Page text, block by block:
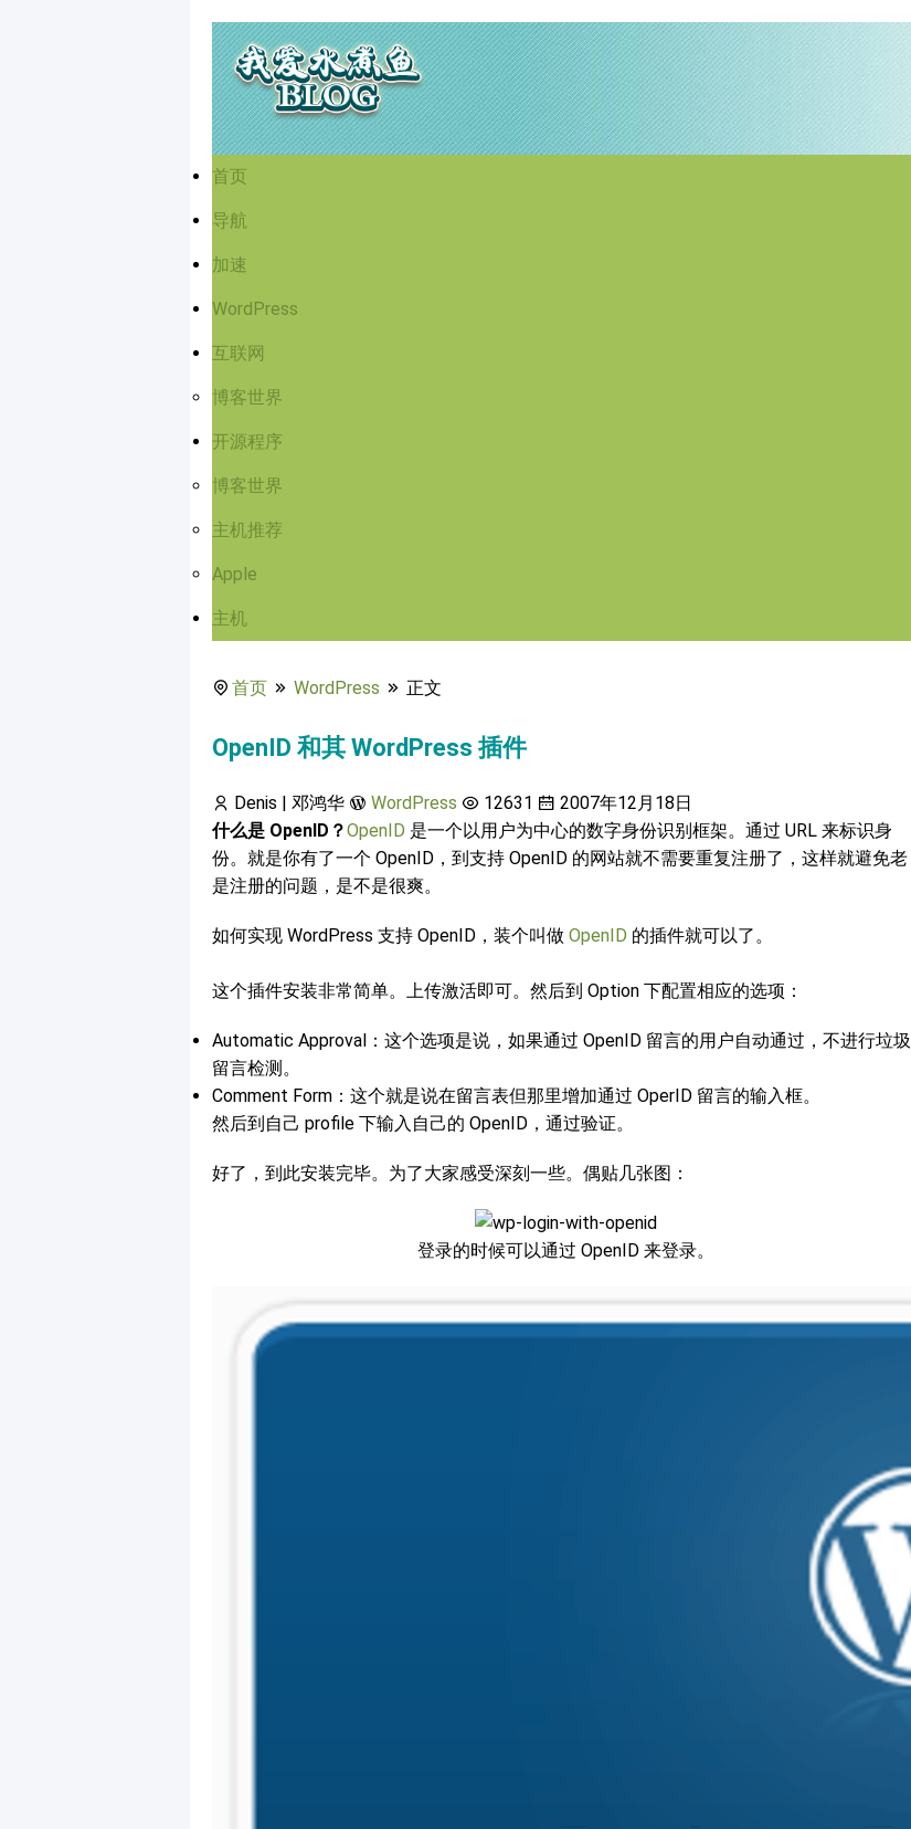
首页
导航
加速
WordPress
互联网
博客世界
开源程序
博客世界
主机推荐
Apple
主机
首页 WordPress 正文
OpenID 和其 WordPress 插件
Denis | 邓鸿华 WordPress 12631
2007年12月18日
什么是 OpenID？OpenID 是一个以用户为中心的数字身份识别框架。通过 URL 来标识身
份。就是你有了一个 OpenID，到支持 OpenID 的网站就不需要重复注册了，这样就避免老
是注册的问题，是不是很爽。
如何实现 WordPress 支持 OpenID，装个叫做 OpenID 的插件就可以了。
这个插件安装非常简单。上传激活即可。然后到 Option 下配置相应的选项：
Automatic Approval：这个选项是说，如果通过 OpenID 留言的用户自动通过，不进行垃圾
留言检测。
Comment Form：这个就是说在留言表但那里增加通过 OperID 留言的输入框。
然后到自己 profile 下输入自己的 OpenID，通过验证。
好了，到此安装完毕。为了大家感受深刻一些。偶贴几张图：
登录的时候可以通过 OpenID 来登录。